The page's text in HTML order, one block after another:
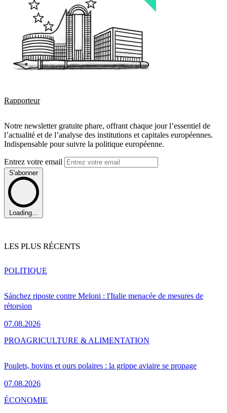
Rapporteur
Notre newsletter gratuite phare, offrant chaque jour l’essentiel de
l’actualité et de l’analyse des institutions et capitales européennes.
Indispensable pour suivre la politique européenne.
Entrez votre email
S'abonner
Loading...
LES PLUS RÉCENTS
Sánchez riposte contre Meloni : l'Italie menacée de mesures de
rétorsion
07.08.2026
POLITIQUE
Poulets, bovins et ours polaires : la grippe aviaire se propage
07.08.2026
PROAGRICULTURE & ALIMENTATION
ÉCONOMIE